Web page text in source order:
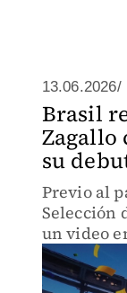
13.06.2026/
Brasil
Zagallo
su
Previo al
Selección
un video